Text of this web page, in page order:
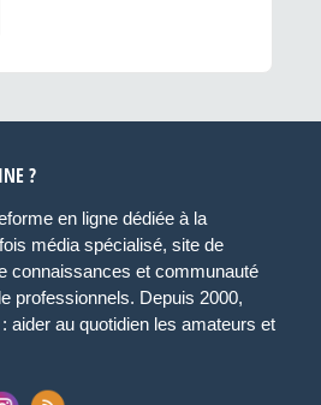
?
en ligne dédiée à la
média spécialisé, site de
connaissances et communauté
professionnels. Depuis 2000,
aider au quotidien les amateurs et